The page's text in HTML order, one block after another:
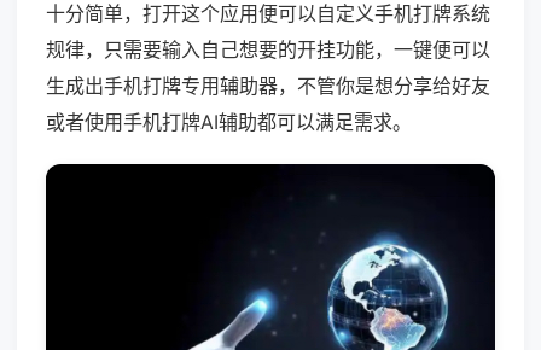
十分简单，打开这个应用便可以自定义手机打牌系统
规律，只需要输入自己想要的开挂功能，一键便可以
生成出手机打牌专用辅助器，不管你是想分享给好友
或者使用手机打牌AI辅助都可以满足需求。